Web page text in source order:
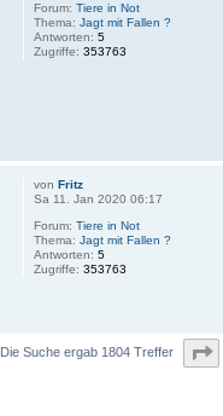
Forum:Tiere in Not
Thema:Jagt mit Fallen ?
Antworten:5
Zugriffe:353763
vonFritz
Sa 11. Jan 2020 06:17
Forum:Tiere in Not
Thema:Jagt mit Fallen ?
Antworten:5
Zugriffe:353763
Die Suche ergab 1804 Treffer